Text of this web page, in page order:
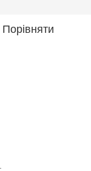
Порівняти